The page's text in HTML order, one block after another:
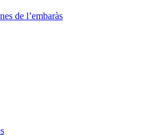
de l’embaràs